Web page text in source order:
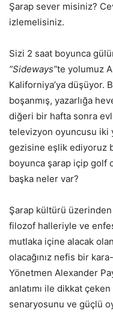
Şarap sever misiniz?
izlemelisiniz.
Sizi 2 saat boyunca
“Sideways”te yolumuz
Kaliforniya’ya düşüyor.
boşanmış, yazarlığa
diğeri bir hafta sonra
televizyon oyuncusu iki
gezisine eşlik ediyoruz
boyunca şarap içip golf
başka neler var?
Şarap kültürü üzerinden
filozof halleriyle ve
mutlaka içine alacak
olacağınız nefis bir
Yönetmen Alexander
anlatımı ile dikkat çeken
senaryosunu ve güçlü